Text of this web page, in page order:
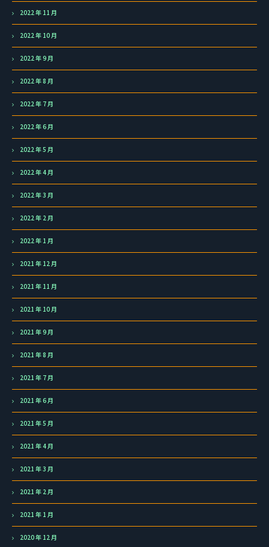
2022 年 11 月
2022 年 10 月
2022 年 9 月
2022 年 8 月
2022 年 7 月
2022 年 6 月
2022 年 5 月
2022 年 4 月
2022 年 3 月
2022 年 2 月
2022 年 1 月
2021 年 12 月
2021 年 11 月
2021 年 10 月
2021 年 9 月
2021 年 8 月
2021 年 7 月
2021 年 6 月
2021 年 5 月
2021 年 4 月
2021 年 3 月
2021 年 2 月
2021 年 1 月
2020 年 12 月